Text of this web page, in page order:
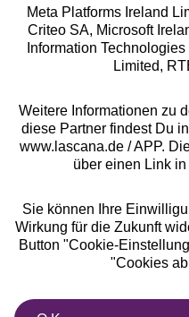
Alle Preise inkl. MwSt., zzgl.
** Bonität vorausgesetzt, berechtigt
Meta Platforms Ireland
Criteo SA, Microsoft
Information
Limited,
Weitere Informationen zu
diese Partner findest Du
www.lascana.de / APP.
über einen Link
Sie können Ihre
Wirkung für die Zukunft
Button "Cookie-
"Cookies